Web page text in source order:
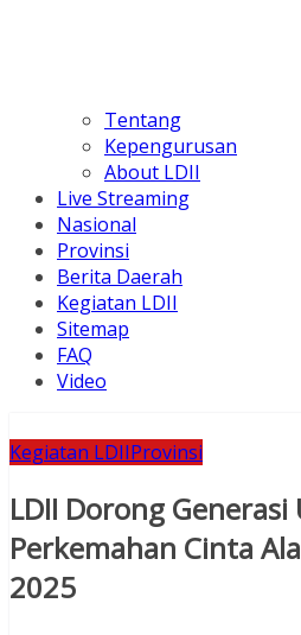
Tentang
Kepengurusan
About LDII
Live Streaming
Nasional
Provinsi
Berita Daerah
Kegiatan LDII
Sitemap
FAQ
Video
Kegiatan LDIIProvinsi
LDII Dorong
Perkemahan Cinta
2025